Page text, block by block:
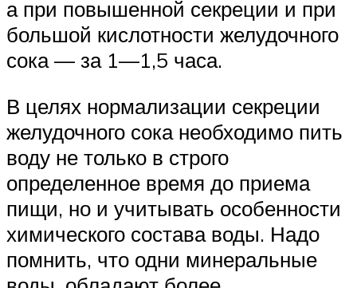
а при повышенной секреции и при
большой кислотности желудочного
сока — за 1—1,5 часа.
В целях нормализации секреции
желудочного сока необходимо пить
воду не только в строго
определенное время до приема
пищи, но и учитывать особенности
химического состава воды. Надо
помнить, что одни минеральные